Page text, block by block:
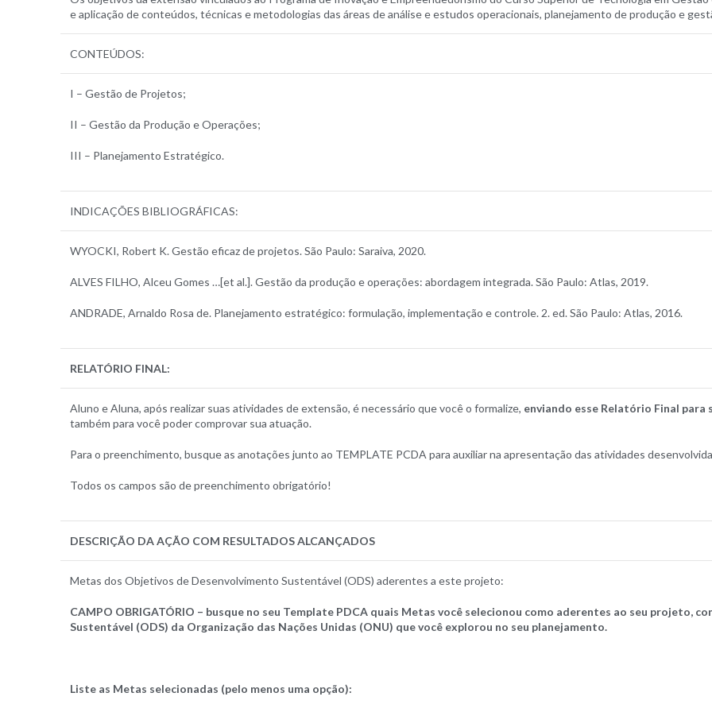
e aplicação de conteúdos, técnicas e metodologias das áreas de análise e estudos operacionais, planejamento de produção e
CONTEÚDOS:
I – Gestão de Projetos;
II – Gestão da Produção e Operações;
III – Planejamento Estratégico.
INDICAÇÕES BIBLIOGRÁFICAS:
WYOCKI, Robert K. Gestão eficaz de projetos. São Paulo: Saraiva, 2020.
ALVES FILHO, Alceu Gomes …[et al.]. Gestão da produção e operações: abordagem integrada. São Paulo: Atlas, 2019.
ANDRADE, Arnaldo Rosa de. Planejamento estratégico: formulação, implementação e controle. 2. ed. São Paulo: Atlas, 2016.
RELATÓRIO FINAL:
Aluno e Aluna, após realizar suas atividades de extensão, é necessário que você o formalize, enviando esse Relatório Final
também para você poder comprovar sua atuação.
Para o preenchimento, busque as anotações junto ao TEMPLATE PCDA para auxiliar na apresentação das atividades
Todos os campos são de preenchimento obrigatório!
DESCRIÇÃO DA AÇÃO COM RESULTADOS ALCANÇADOS
Metas dos Objetivos de Desenvolvimento Sustentável (ODS) aderentes a este projeto:
CAMPO OBRIGATÓRIO – busque no seu Template PDCA quais Metas você selecionou como aderentes ao seu projeto,
Sustentável (ODS) da Organização das Nações Unidas (ONU) que você explorou no seu planejamento.
Liste as Metas selecionadas (pelo menos uma opção):